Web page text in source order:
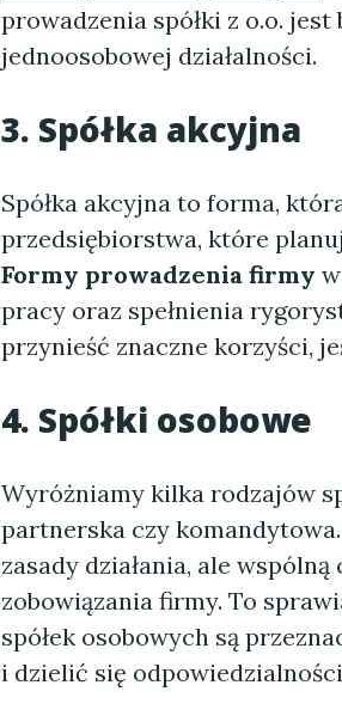
prowadzenia spółki z o.o.
jednoosobowej działalności.
3. Spółka akcyjna
Spółka akcyjna to forma,
przedsiębiorstwa, które
Formy prowadzenia firmy
pracy oraz spełnienia
przynieść znaczne korzyści,
4. Spółki osobowe
Wyróżniamy kilka rodzajów
partnerska czy
zasady działania, ale
zobowiązania firmy. To
spółek osobowych są
i dzielić się